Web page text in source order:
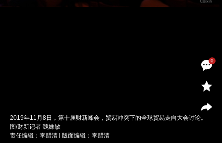
0
2019年11月8日，第十届财新峰会，贸易冲突下的全球贸易走向大会讨论。
图/财新记者 魏姝敏
责任编辑：李腊清 | 版面编辑：李腊清